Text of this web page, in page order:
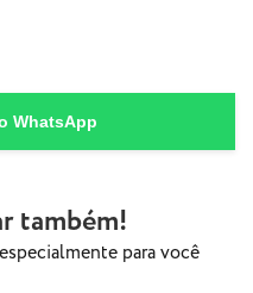
AQUI
WhatsApp
também!
para você